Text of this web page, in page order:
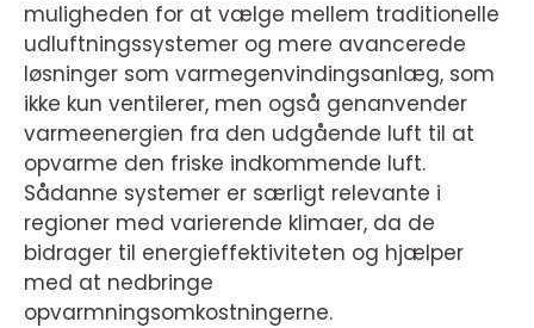
muligheden for at vælge mellem traditionelle
udluftningssystemer og mere avancerede
løsninger som varmegenvindingsanlæg, som
ikke kun ventilerer, men også genanvender
varmeenergien fra den udgående luft til at
opvarme den friske indkommende luft.
Sådanne systemer er særligt relevante i
regioner med varierende klimaer, da de
bidrager til energieffektiviteten og hjælper
med at nedbringe
opvarmningsomkostningerne.